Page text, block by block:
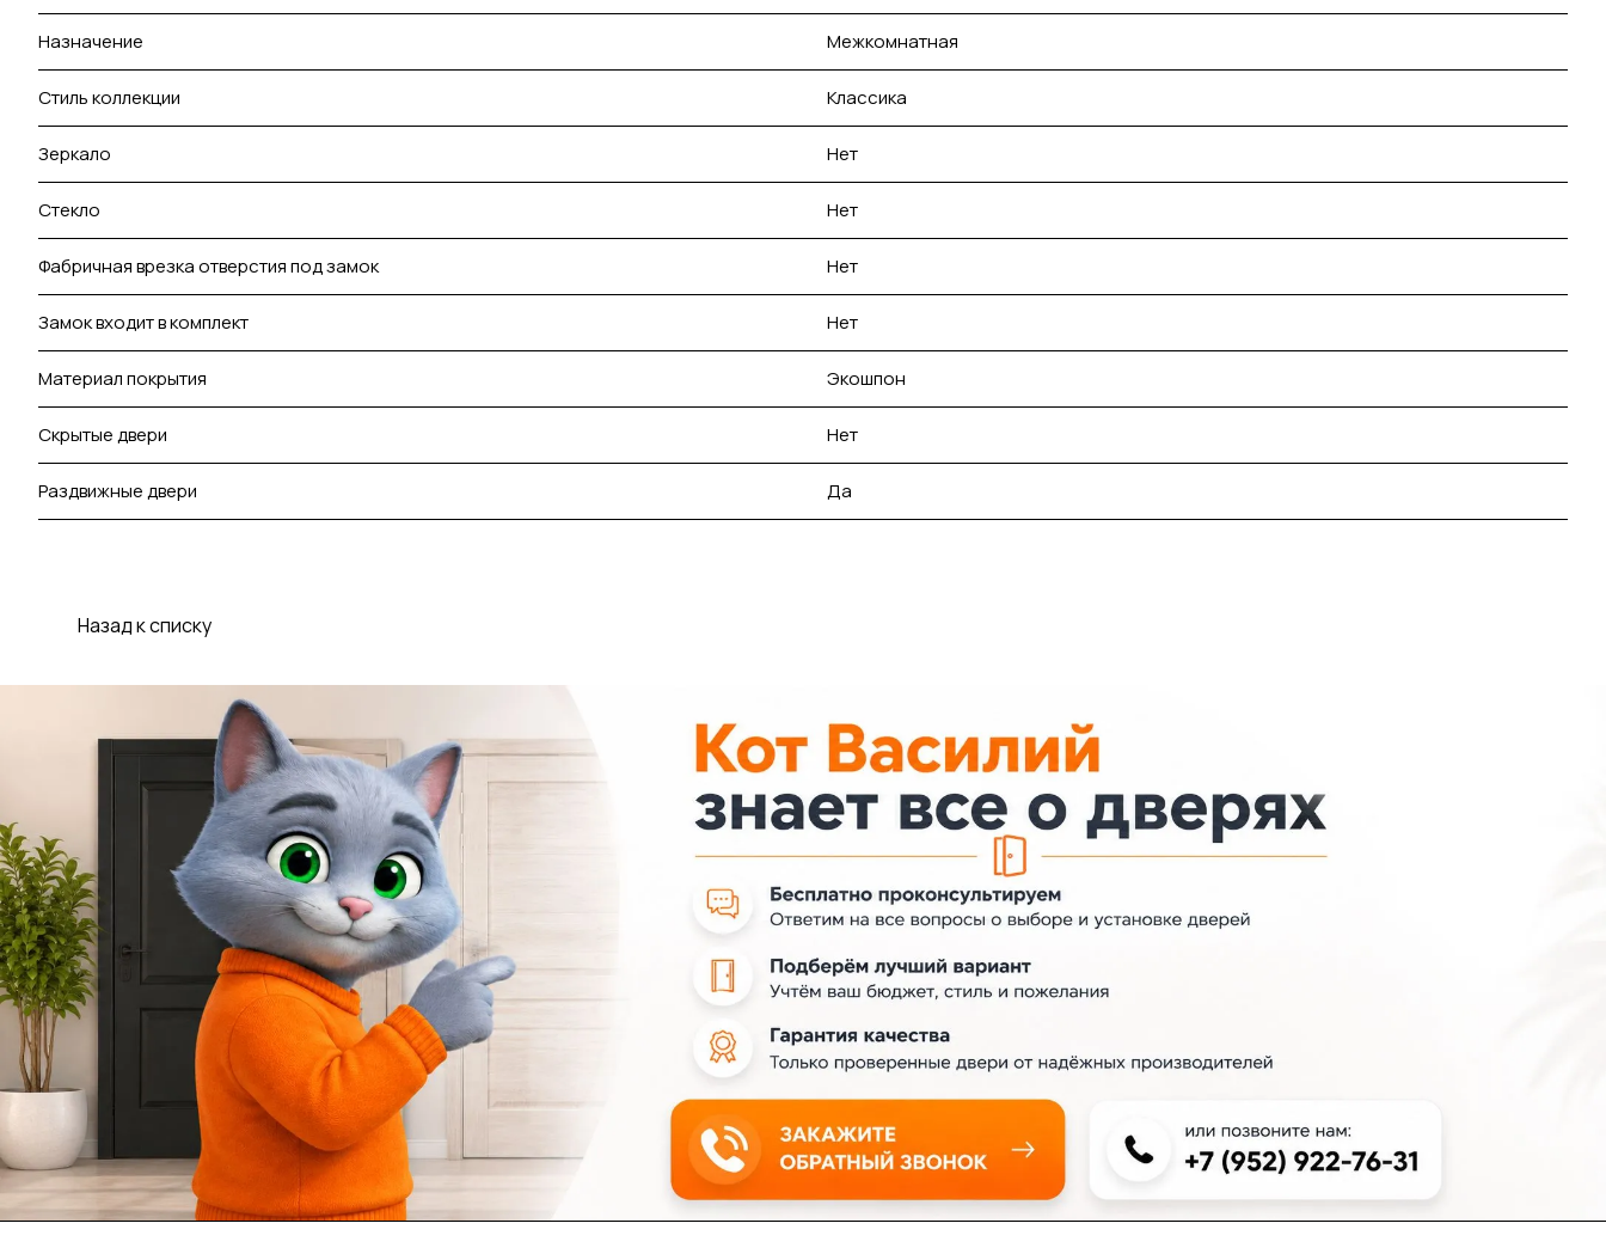
Назначение Межкомнатная
Стиль коллекции Классика
Зеркало Нет
Стекло Нет
Фабричная врезка отверстия под замок Нет
Замок входит в комплект Нет
Материал покрытия Экошпон
Скрытые двери Нет
Раздвижные двери Да
Назад к списку